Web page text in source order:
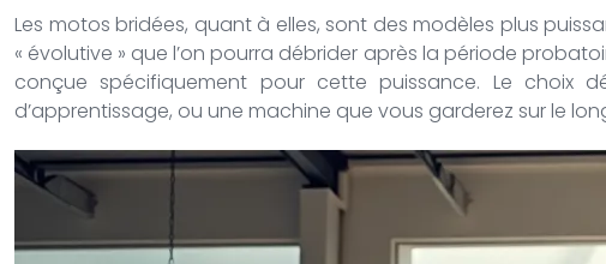
Les motos bridées, quant à elles, sont des modèles plus
« évolutive » que l’on pourra débrider après la période
conçue spécifiquement pour cette puissance. Le choix
d’apprentissage, ou une machine que vous garderez sur le